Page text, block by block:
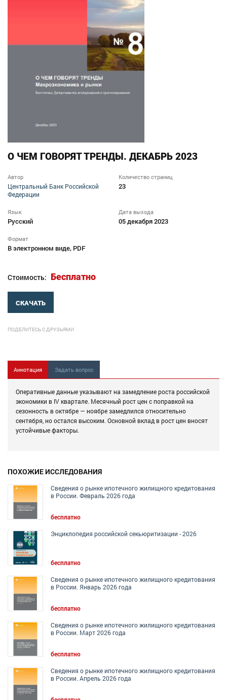
О ЧЕМ ГОВОРЯТ ТРЕНДЫ. ДЕКАБРЬ 2023
Автор
Центральный Банк Российской
Федерации
Количество страниц
23
Язык
Русский
Дата выхода
05 декабря 2023
Формат
В электронном виде, PDF
Стоимость: Бесплатно
СКАЧАТЬ
ПОДЕЛИТЕСЬ С ДРУЗЬЯМИ
Аннотация Задать вопрос
Оперативные данные указывают на замедление роста российской
экономики в IV квартале. Месячный рост цен с поправкой на
сезонность в октябре — ноябре замедлился относительно
сентября, но остался высоким. Основной вклад в рост цен вносят
устойчивые факторы.
ПОХОЖИЕ ИССЛЕДОВАНИЯ
Сведения о рынке ипотечного жилищного кредитования
в России. Февраль 2026 года
бесплатно
Энциклопедия российской секьюритизации - 2026
бесплатно
Сведения о рынке ипотечного жилищного кредитования
в России. Январь 2026 года
бесплатно
Сведения о рынке ипотечного жилищного кредитования
в России. Март 2026 года
бесплатно
Сведения о рынке ипотечного жилищного кредитования
в России. Апрель 2026 года